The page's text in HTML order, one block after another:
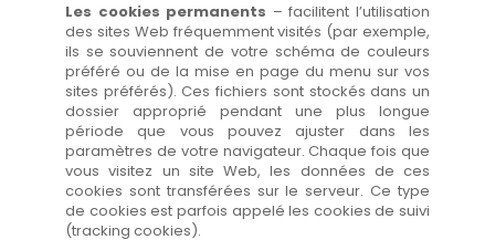
Les cookies permanents – facilitent l’utilisation
des sites Web fréquemment visités (par exemple,
ils se souviennent de votre schéma de couleurs
préféré ou de la mise en page du menu sur vos
sites préférés). Ces fichiers sont stockés dans un
dossier approprié pendant une plus longue
période que vous pouvez ajuster dans les
paramètres de votre navigateur. Chaque fois que
vous visitez un site Web, les données de ces
cookies sont transférées sur le serveur. Ce type
de cookies est parfois appelé les cookies de suivi
(tracking cookies).